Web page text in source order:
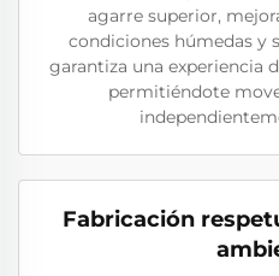
agarre superior,
condiciones húmedas y
garantiza una experiencia
permitiéndote
Fabricación